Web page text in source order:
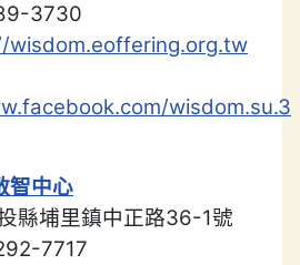
3730
wisdom.eoffering.org.tw
wisdom.su.3
智中心
縣埔里鎮中正路36-1號
7717